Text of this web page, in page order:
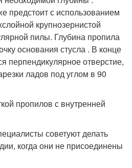
предстоит с использованием
крупнозернистой
пилы. Глубина пропила
основания стусла . В конце
перпендикулярное отверстие,
ладов под углом в 90
пропилов с внутренней
советуют делать
когда они не присоединены